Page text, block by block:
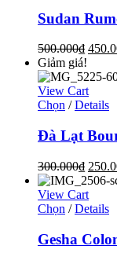
Sudan
500.000₫
Giảm giá!
View Cart
Chọn / Details
Đà Lạt
300.000₫
View Cart
Chọn / Details
Gesha